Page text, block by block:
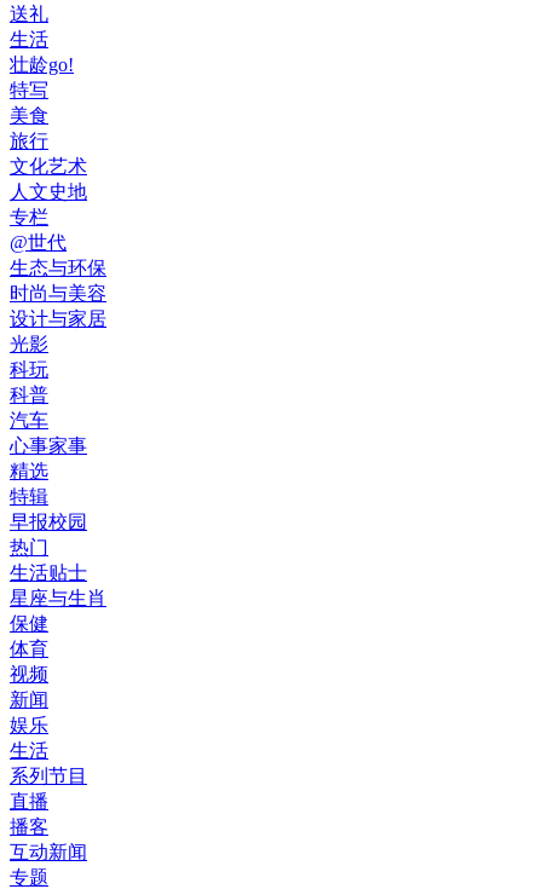
送礼
生活
壮龄go!
特写
美食
旅行
文化艺术
人文史地
专栏
@世代
生态与环保
时尚与美容
设计与家居
光影
科玩
科普
汽车
心事家事
精选
特辑
早报校园
热门
生活贴士
星座与生肖
保健
体育
视频
新闻
娱乐
生活
系列节目
直播
播客
互动新闻
专题